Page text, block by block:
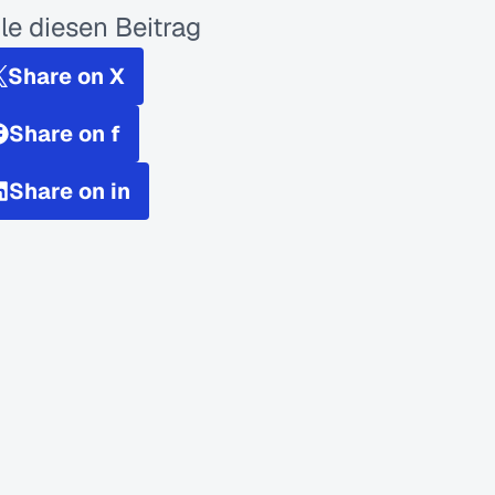
diesen Beitrag
Share on X
Share on f
Share on in